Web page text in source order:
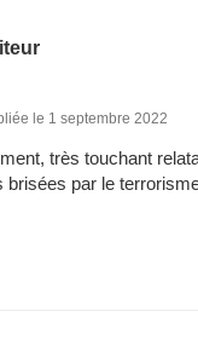
le 1 septembre 2022
très touchant
brisées par le